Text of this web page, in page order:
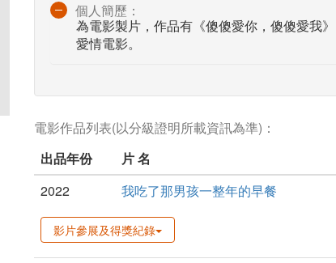
個人簡歷：
為電影製片，作品有《傻傻愛你，傻傻愛我
愛情電影。
電影作品列表(以分級證明所載資訊為準)：
出品年份
片 名
2022
我吃了那男孩一整年的早餐
影片參展及得獎紀錄